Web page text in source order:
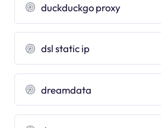
duckduckgo proxy
dsl static ip
dreamdata